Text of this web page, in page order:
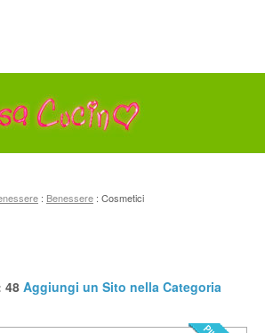
: Benessere : Cosmetici
48 Aggiungi un Sito nella Categoria